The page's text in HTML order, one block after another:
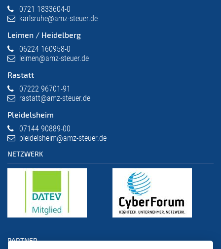
0721 1833604-0
karlsruhe@amz-steuer.de
Leimen / Heidelberg
06224 160958-0
leimen@amz-steuer.de
Rastatt
07222 96701-91
rastatt@amz-steuer.de
Pleidelsheim
07144 90889-00
pleidelsheim@amz-steuer.de
NETZWERK
PARTNER